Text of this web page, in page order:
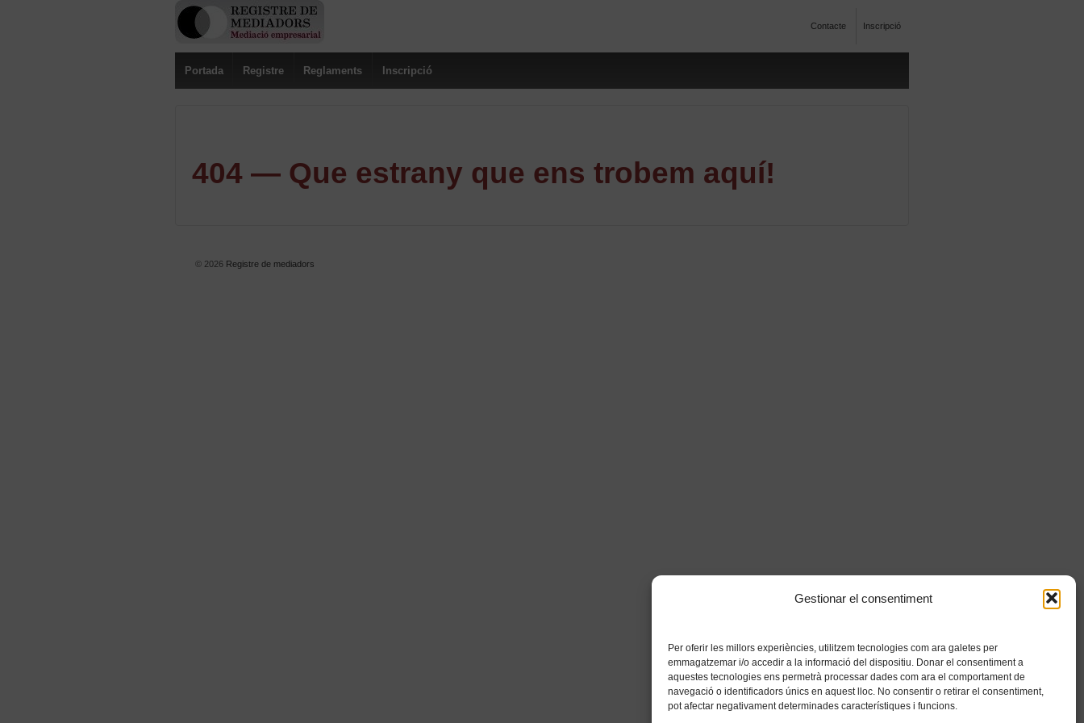
Gestionar el consentiment
Per oferir les millors experiències, utilitzem tecnologies com ara galetes per
emmagatzemar i/o accedir a la informació del dispositiu. Donar el consentiment a
aquestes tecnologies ens permetrà processar dades com ara el comportament de
navegació o identificadors únics en aquest lloc. No consentir o retirar el consentiment,
pot afectar negativament determinades característiques i funcions.
Contacte Inscripció
Portada Registre Reglaments Inscripció
404 — Que estrany que ens trobem aquí!
© 2026 Registre de mediadors